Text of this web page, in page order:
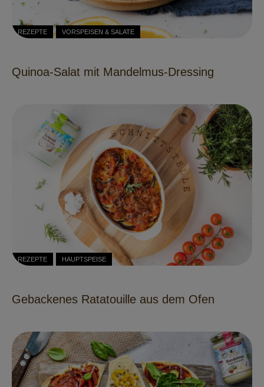
REZEPTE VORSPEISEN & SALATE
Quinoa-Salat mit Mandelmus-Dressing
REZEPTE HAUPTSPEISE
Gebackenes Ratatouille aus dem Ofen